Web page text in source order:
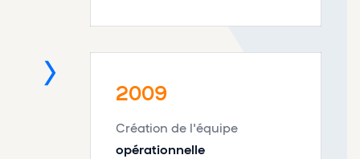
2009
Création de l'équipe
opérationnelle